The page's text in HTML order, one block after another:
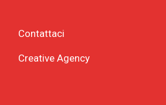
Contattaci
Creative Agency